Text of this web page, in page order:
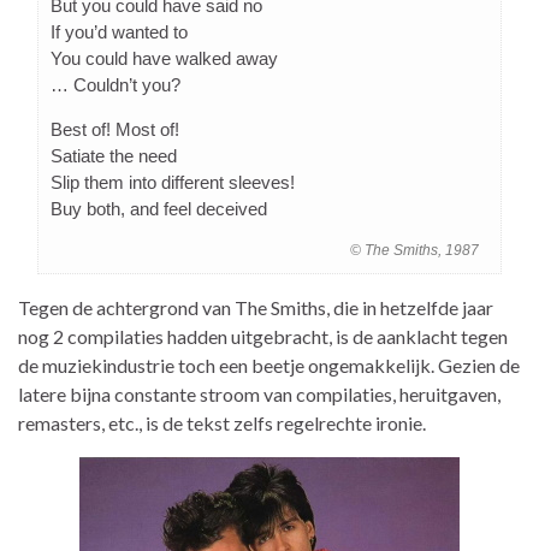
But you could have said no
If you’d wanted to
You could have walked away
… Couldn’t you?
Best of! Most of!
Satiate the need
Slip them into different sleeves!
Buy both, and feel deceived
© The Smiths, 1987
Tegen de achtergrond van The Smiths, die in hetzelfde jaar
nog 2 compilaties hadden uitgebracht, is de aanklacht tegen
de muziekindustrie toch een beetje ongemakkelijk. Gezien de
latere bijna constante stroom van compilaties, heruitgaven,
remasters, etc., is de tekst zelfs regelrechte ironie.